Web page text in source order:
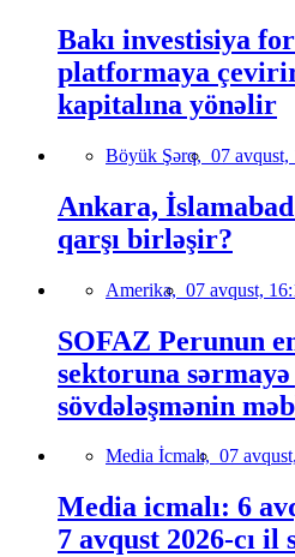
Bakı investisiya
platformaya
kapitalına yönəlir
Böyük Şərq, 07 avqust,
Ankara,
qarşı birləşir?
Amerika, 07 avqust,
SOFAZ Perunun
sektoruna
sövdələşmənin
Media İcmalı, 07
Media icmalı: 6
7 avqust 2026-cı il